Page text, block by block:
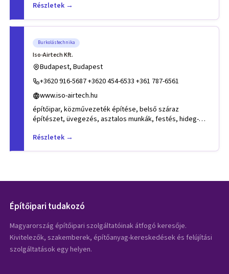
Részletek →
Burkolástechnika
Iso-Airtech Kft.
Budapest, Budapest
+3620 916-5687 +3620 454-6533 +361 787-6561
www.iso-airtech.hu
építőipar, közművezeték építése, belső száraz
építészet, üvegezés, asztalos munkák, festés, hideg-
Részletek →
Építőipari tudakozó
Magyarország építőipari szolgáltatóinak átfogó keresője.
Kivitelezők, szakemberek, építőanyag-kereskedések és felújítási
szolgáltatások egy helyen.